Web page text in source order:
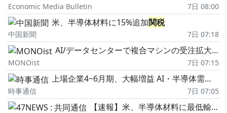
Economic Media Bulletin 7日 08:00
米、半導体材料に15%追加関税
中国新聞 7日 07:18
AI/データセンターで複合マシンの受注拡大、第1四半期過去最高のアマダ
MONOist 7日 07:15
上場企業4~6月期、大幅増益 AI・半導体需要で、円安も追い風
時事通信 7日 07:05
【速報】米、半導体材料に最低輸入価格と追加